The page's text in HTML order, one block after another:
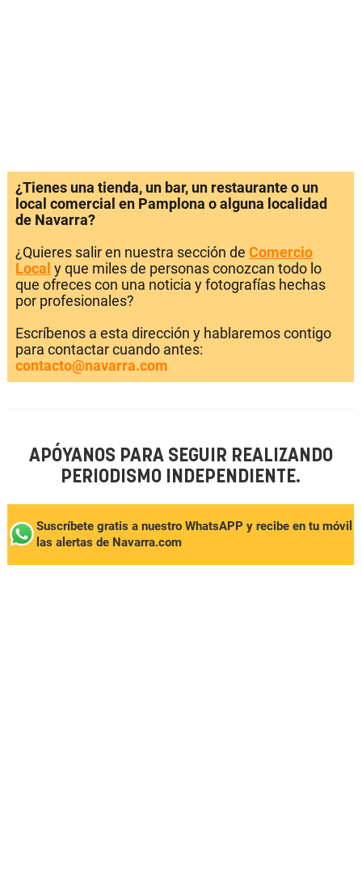
¿Tienes una tienda, un bar, un restaurante o un
local comercial en Pamplona o alguna localidad
de Navarra?
¿Quieres salir en nuestra sección de Comercio
Local y que miles de personas conozcan todo lo
que ofreces con una noticia y fotografías hechas
por profesionales?
Escríbenos a esta dirección y hablaremos contigo
para contactar cuando antes:
contacto@navarra.com
APÓYANOS PARA SEGUIR REALIZANDO
PERIODISMO INDEPENDIENTE.
Suscríbete gratis a nuestro WhatsAPP y recibe en tu móvil
las alertas de Navarra.com